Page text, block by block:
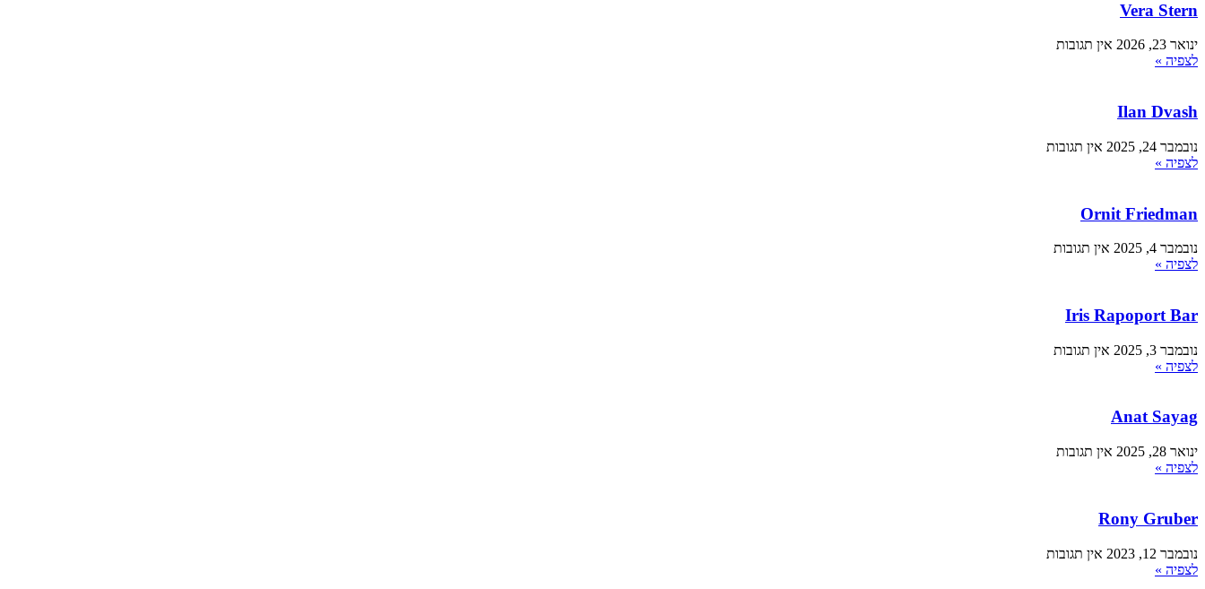
Vera Stern
ינואר 23, 2026
אין תגובות
לצפיה »
Ilan Dvash
נובמבר 24, 2025
אין תגובות
לצפיה »
Ornit Friedman
נובמבר 4, 2025
אין תגובות
לצפיה »
Iris Rapoport Bar
נובמבר 3, 2025
אין תגובות
לצפיה »
Anat Sayag
ינואר 28, 2025
אין תגובות
לצפיה »
Rony Gruber
נובמבר 12, 2023
אין תגובות
לצפיה »